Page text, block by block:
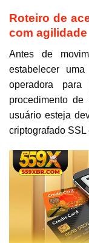
Roteiro de
com agilidade
Antes de
estabelecer
operadora
procedimento
usuário esteja
criptografado